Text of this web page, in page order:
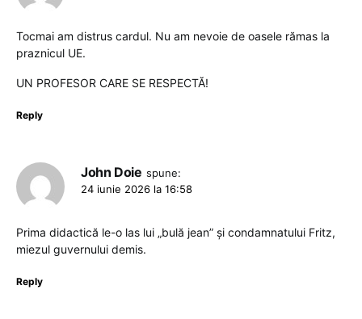
Tocmai am distrus cardul. Nu am nevoie de oasele rămas la
praznicul UE.
UN PROFESOR CARE SE RESPECTĂ!
Reply
John Doie spune:
24 iunie 2026 la 16:58
Prima didactică le-o las lui „bulă jean” și condamnatului Fritz,
miezul guvernului demis.
Reply